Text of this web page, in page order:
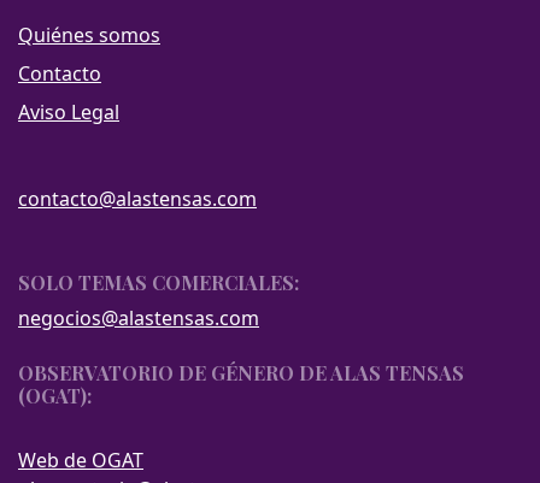
Quiénes somos
Contacto
Aviso Legal
contacto@alastensas.com
SOLO TEMAS COMERCIALES:
negocios@alastensas.com
OBSERVATORIO DE GÉNERO DE ALAS TENSAS
(OGAT):
Web de OGAT